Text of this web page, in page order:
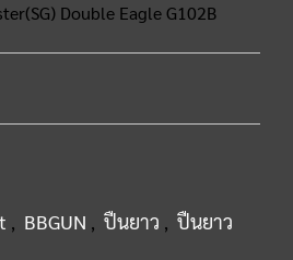
Double Eagle G102B
, BBGUN , ปืนยาว , ปืนยาว